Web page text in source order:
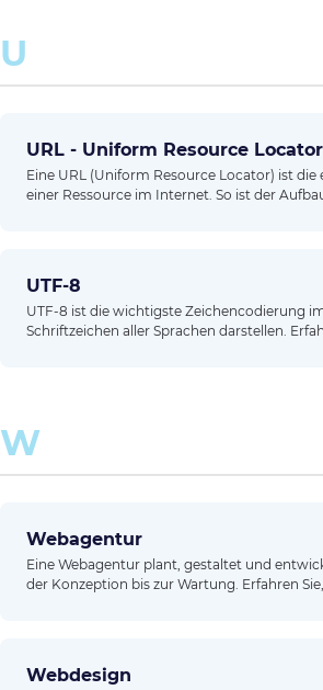
U
URL - Uniform Resource Locator
Eine URL (Uniform Resource Locator) ist die
einer Ressource im Internet. So ist der Aufbau
UTF-8
UTF-8 ist die wichtigste Zeichencodierung
Schriftzeichen aller Sprachen darstellen.
W
Webagentur
Eine Webagentur plant, gestaltet und
der Konzeption bis zur Wartung. Erfahren Sie,
Webdesign